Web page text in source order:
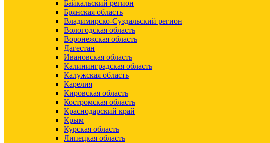
Байкальский регион
Брянская область
Владимирско-Суздальский регион
Вологодская область
Воронежская область
Дагестан
Ивановская область
Калининградская область
Калужская область
Карелия
Кировская область
Костромская область
Краснодарский край
Крым
Курская область
Липецкая область